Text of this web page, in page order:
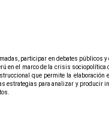
participar en debates públicos
en el marco de la crisis sociopolítica
que permite la elaboración
para analizar y producir